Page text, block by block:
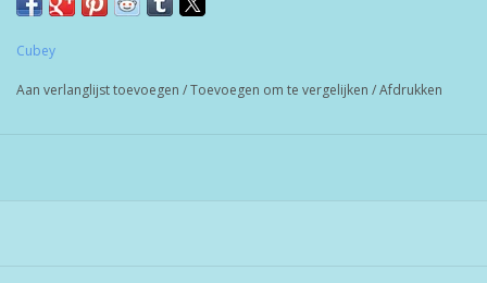
Cubey
Aan verlanglijst toevoegen /Toevoegen om te vergelijken /Afdrukken